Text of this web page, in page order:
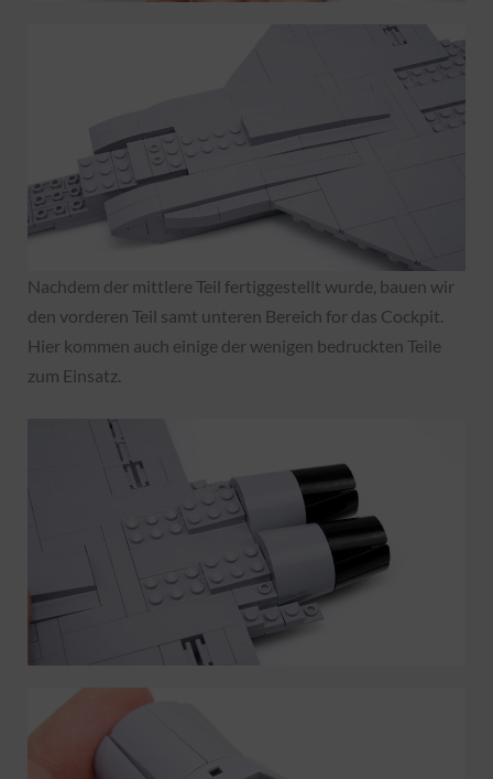
Nachdem der mittlere Teil fertiggestellt wurde, bauen wir
den vorderen Teil samt unteren Bereich for das Cockpit.
Hier kommen auch einige der wenigen bedruckten Teile
zum Einsatz.